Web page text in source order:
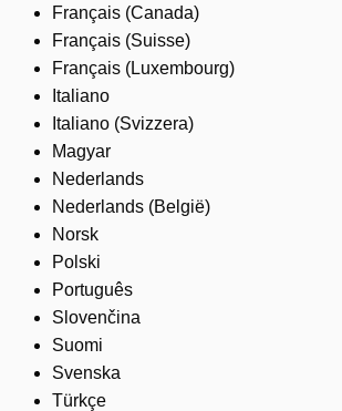
Français (Canada)
Français (Suisse)
Français (Luxembourg)
Italiano
Italiano (Svizzera)
Magyar
Nederlands
Nederlands (België)
Norsk
Polski
Português
Slovenčina
Suomi
Svenska
Türkçe